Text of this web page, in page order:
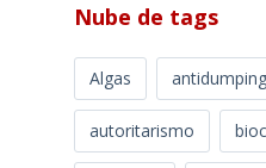
Nube de tags
Algas antidumping
autoritarismo